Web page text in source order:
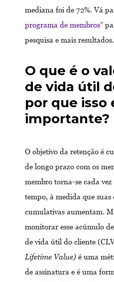
mediana foi de 72%. Vá
programa de membros”
pesquisa e mais resultados.
O que é o
de vida útil
por que isso
importante?
O objetivo da retenção é
de longo prazo com os
membro torna-se cada
tempo, à medida que suas
cumulativas aumentam.
monitorar esse acúmulo
de vida útil do cliente
Lifetime Value) é uma
de assinatura e é uma